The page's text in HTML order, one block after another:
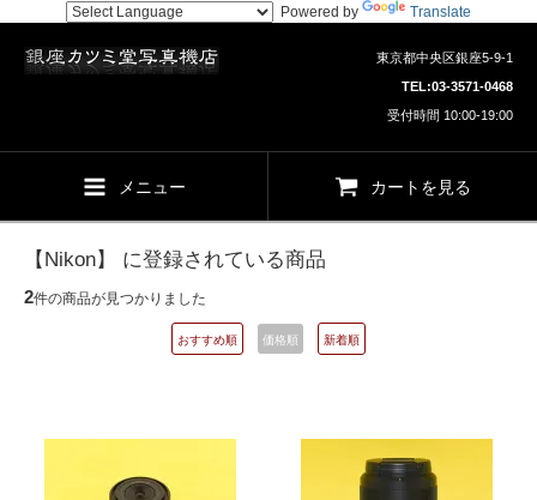
Powered by Translate
東京都中央区銀座5-9-1
TEL:03-3571-0468
受付時間 10:00-19:00
メニュー カートを見る
【Nikon】 に登録されている商品
2件の商品が見つかりました
おすすめ順 価格順 新着順